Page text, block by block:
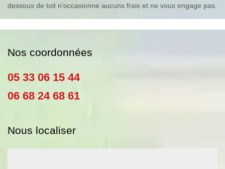
dessous de toit n’occasionne aucuns frais et ne vous engage pas.
Nos coordonnées
05 33 06 15 44
06 68 24 68 61
Nous localiser